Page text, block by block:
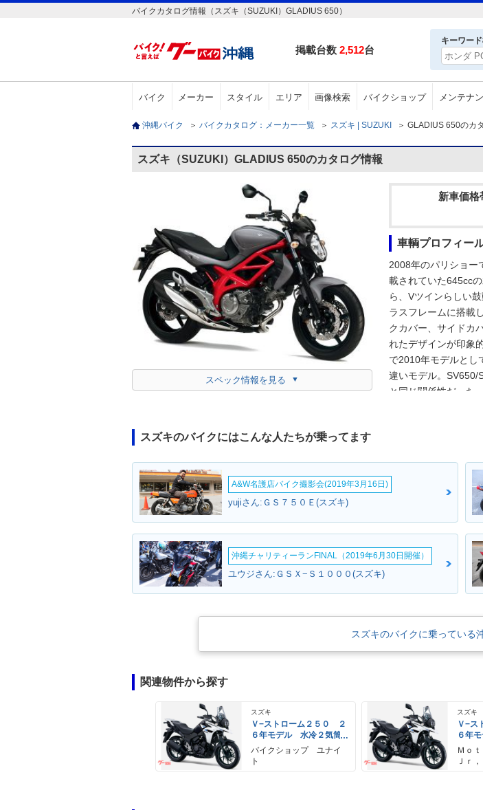
バイクカタログ情報（スズキ（SUZUKI）GLADIUS 650）
掲載台数 2,512台
キーワー
バイク メーカー スタイル エリア 画像検索 バイクショップ メンテナ
沖縄バイク ＞ バイクカタログ：メーカー一覧 ＞ スズキ | SUZUKI ＞ GLADIUS 650のカ
スズキ（SUZUKI）GLADIUS 650のカタログ情報
スペック情報を見る
新車価格
車輌プロフィー
2008年のパリショー
載されていた645cc
ら、Vツインらしい
ラスフレームに搭載
クカバー、サイドカ
れたデザインが印象
で2010年モデルとし
違いモデル。SV650/
と同じ関係性だった
スズキのバイクにはこんな人たちが乗ってます
A&W名護店バイク撮影会(2019年3月16日)
yujiさん:ＧＳ７５０Ｅ(スズキ)
沖縄チャリティーランFINAL（2019年6月30日開催）
ユウジさん:ＧＳＸ−Ｓ１０００(スズキ)
スズキのバイクに乗っている
関連物件から探す
スズキ
Ｖ−ストローム２５０ ２
６年モデル 水冷２気筒
エンジン ＬＥＤヘッド
ライト標準装備
バイクショップ ユナイ
ト
スズキ
Ｖ−ス
６年
エン
ライ
Ｍｏ
Ｊｒ，